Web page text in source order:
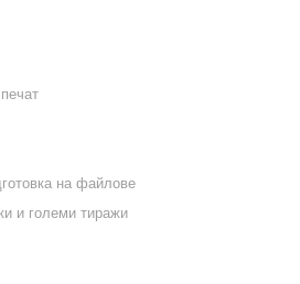
на файлове
и големи тиражи